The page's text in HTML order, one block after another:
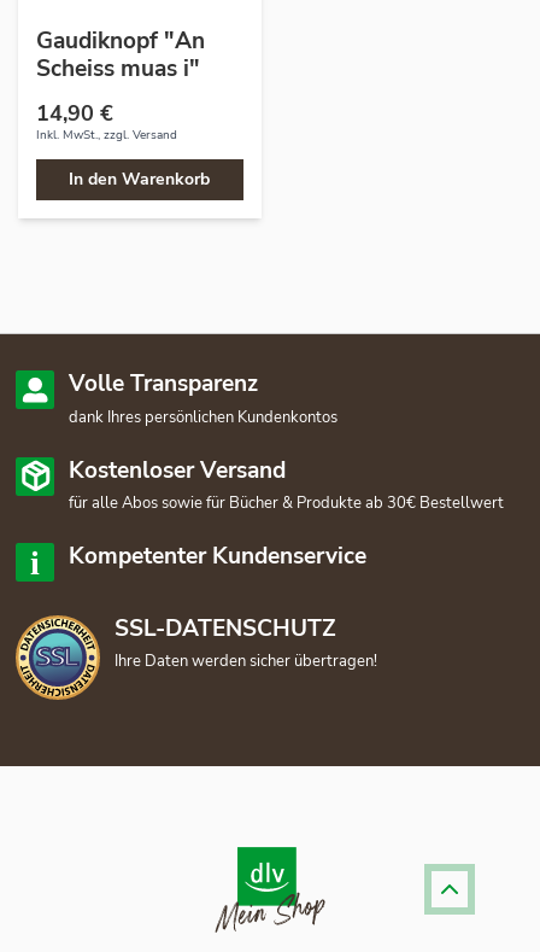
Gaudiknopf "An
Scheiss muas i"
14,90 €
Inkl. MwSt., zzgl. Versand
In den Warenkorb
Volle Transparenz
dank Ihres persönlichen Kundenkontos
Kostenloser Versand
für alle Abos sowie für Bücher & Produkte ab 30€ Bestellwert
Kompetenter Kundenservice
SSL-DATENSCHUTZ
Ihre Daten werden sicher übertragen!